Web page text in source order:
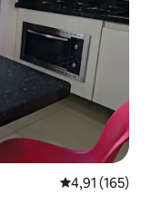
Évaluation
4,91 (165)